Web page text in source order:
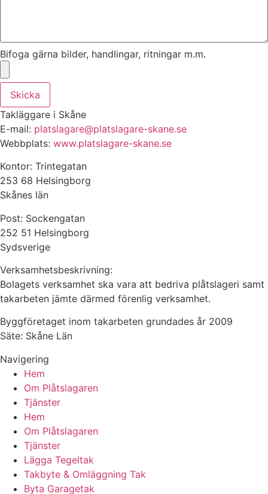
Bifoga gärna bilder, handlingar, ritningar m.m.
Skicka
Takläggare i Skåne
E-mail: platslagare@platslagare-skane.se
Webbplats: www.platslagare-skane.se
Kontor: Trintegatan
253 68 Helsingborg
Skånes län
Post: Sockengatan
252 51 Helsingborg
Sydsverige
Verksamhetsbeskrivning:
Bolagets verksamhet ska vara att bedriva plåtslageri samt
takarbeten jämte därmed förenlig verksamhet.
Byggföretaget inom takarbeten grundades år 2009
Säte: Skåne Län
Navigering
Hem
Om Plåtslagaren
Tjänster
Hem
Om Plåtslagaren
Tjänster
Lägga Tegeltak
Takbyte & Omläggning Tak
Byta Garagetak